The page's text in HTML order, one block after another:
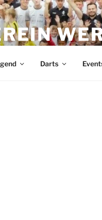
Darts